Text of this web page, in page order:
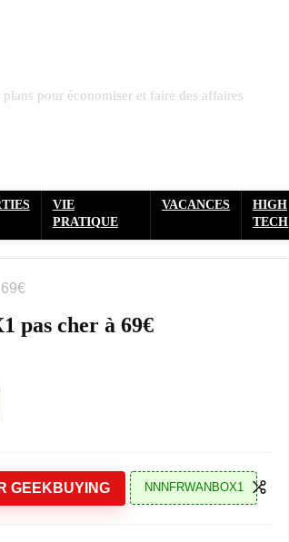
plans pour économiser et faire des affaires
VIE
PRATIQUE
VACANCES
HIGH
TECH
pas cher à 69€
GEEKBUYING NNNFRWANBOX1